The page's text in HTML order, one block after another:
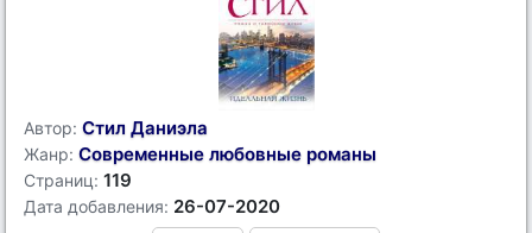
Автор: Стил Даниэла
Жанр: Современные любовные романы
Страниц: 119
Дата добавления: 26-07-2020